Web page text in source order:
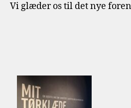
Vi glæder os til det nye